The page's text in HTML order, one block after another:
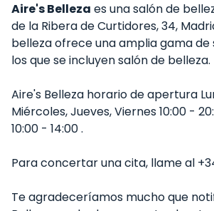
Aire's Belleza es una salón de
de la Ribera de Curtidores, 34,
belleza ofrece una amplia gama de
los que se incluyen salón de belleza.
Aire's Belleza horario de apertura
Miércoles, Jueves, Viernes 10:00 -
10:00 - 14:00 .
Para concertar una cita, llame al
Te agradeceríamos mucho que